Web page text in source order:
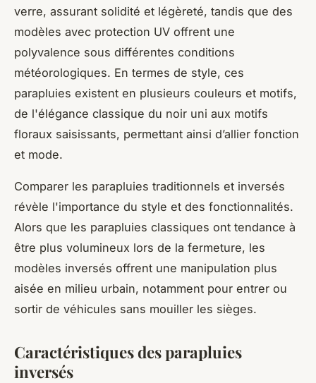
verre, assurant solidité et légèreté, tandis que des
modèles avec protection UV offrent une
polyvalence sous différentes conditions
météorologiques. En termes de style, ces
parapluies existent en plusieurs couleurs et motifs,
de l'élégance classique du noir uni aux motifs
floraux saisissants, permettant ainsi d’allier fonction
et mode.
Comparer les parapluies traditionnels et inversés
révèle l'importance du style et des fonctionnalités.
Alors que les parapluies classiques ont tendance à
être plus volumineux lors de la fermeture, les
modèles inversés offrent une manipulation plus
aisée en milieu urbain, notamment pour entrer ou
sortir de véhicules sans mouiller les sièges.
Caractéristiques des parapluies
inversés